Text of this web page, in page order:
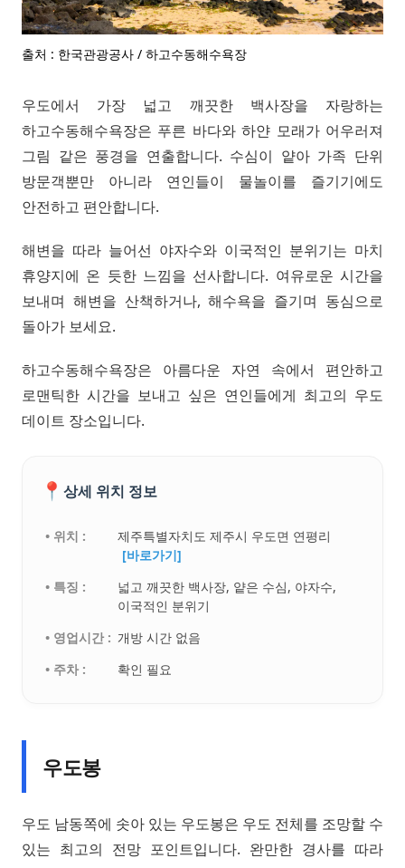
출처 : 한국관광공사 / 하고수동해수욕장
우도에서 가장 넓고 깨끗한 백사장을 자랑하는
하고수동해수욕장은 푸른 바다와 하얀 모래가 어우러져
그림 같은 풍경을 연출합니다. 수심이 얕아 가족 단위
방문객뿐만 아니라 연인들이 물놀이를 즐기기에도
안전하고 편안합니다.
해변을 따라 늘어선 야자수와 이국적인 분위기는 마치
휴양지에 온 듯한 느낌을 선사합니다. 여유로운 시간을
보내며 해변을 산책하거나, 해수욕을 즐기며 동심으로
돌아가 보세요.
하고수동해수욕장은 아름다운 자연 속에서 편안하고
로맨틱한 시간을 보내고 싶은 연인들에게 최고의 우도
데이트 장소입니다.
📍 상세 위치 정보
• 위치 :
제주특별자치도 제주시 우도면 연평리
[바로가기]
• 특징 :
넓고 깨끗한 백사장, 얕은 수심, 야자수,
이국적인 분위기
• 영업시간 : 개방 시간 없음
• 주차 :
확인 필요
우도봉
우도 남동쪽에 솟아 있는 우도봉은 우도 전체를 조망할 수
있는 최고의 전망 포인트입니다. 완만한 경사를 따라